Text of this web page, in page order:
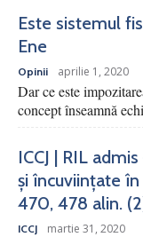
Este sistemul
Ene
Opinii aprilie 1, 2020
Dar ce este
concept înseamnă
ICCJ | RIL
și încuviințate în
470, 478 alin.
ICCJ martie 31, 2020